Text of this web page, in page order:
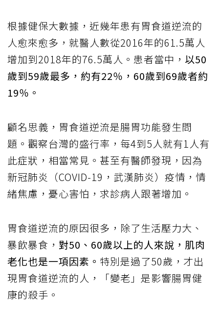
根據健保大數據，近幾年患有胃食道逆流的
人愈來愈多，就醫人數從2016年的61.5萬人
增加到2018年的76.5萬人。患者當中， 以50
歲到59歲最多，約有22％，60歲到69歲者約
19％。
顧名思義，胃食道逆流是腸胃功能發生問
題。觀察台灣的盛行率，每4到5人就有1人有
此症狀，相當常見。甚至有醫師發現，因為
新冠肺炎（COVID-19，武漢肺炎）疫情，情
緒焦慮，憂心害怕，求診病人跟著增加。
胃食道逆流的原因很多，除了生活壓力大、
暴飲暴食， 對50、60歲以上的人來說，肌肉
老化也是一項因素。 特別是過了50歲，才出
現胃食道逆流的人，「變老」是影響腸胃健
康的殺手。